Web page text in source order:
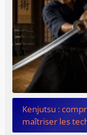
Kenjutsu :
maîtriser les